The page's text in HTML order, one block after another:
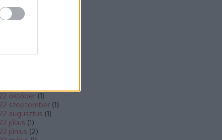
október (1)
szeptember (1)
augusztus (1)
július (1)
június (2)